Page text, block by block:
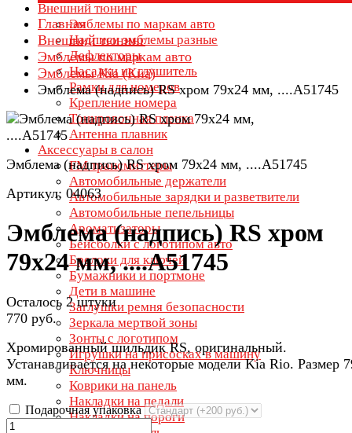
Внешний тюнинг
Эмблемы по маркам авто
Надписи эмблемы разные
Дефлекторы
Насадки на глушитель
Рамки для номеров
Крепление номера
Тонировочная пленка
Антенна плавник
Аксессуары в салон
FM трансмиттеры
Автомобильные держатели
Автомобильные зарядки и разветвители
Автомобильные пепельницы
Ароматизаторы
Бейсболки с логотипом авто
Брелоки для ключей
Бумажники и портмоне
Дети в машине
Заглушки ремня безопасности
Зеркала мертвой зоны
Зонты с логотипом
Игрушки на присосках в машину
Ключницы
Коврики на панель
Накладки на педали
Накладки на пороги
Главная
Внешний тюнинг
Эмблемы по маркам авто
Эмблемы Kia (Киа)
Эмблема (надпись) RS хром 79х24 мм, ....A51745
Эмблема (надпись) RS хром 79х24 мм, ....A51745
Артикул: 04063
Эмблема (надпись) RS хром
79х24 мм, ....A51745
Осталось 2 штуки
770 руб.
Хромированный шильдик RS, оригинальный.
Устанавливается на некоторые модели Kia Rio. Размер
мм.
Подарочная упаковка